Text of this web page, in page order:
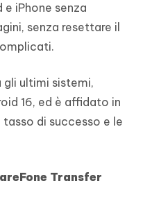
iPhone senza
senza resettare il
gli ultimi sistemi,
16, ed è affidato in
di successo e le
Transfer